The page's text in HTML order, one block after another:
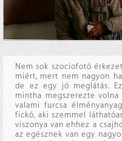
Nem sok szociofotó
miért, mert nem nagyon
de ez egy jó meglátás.
mintha megszerezte
valami furcsa
fickó, aki szemmel
viszonya van ehhez a
az egésznek van egy